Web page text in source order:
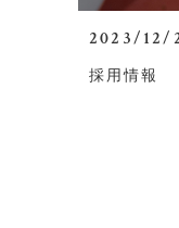
2023/12/
採用情報